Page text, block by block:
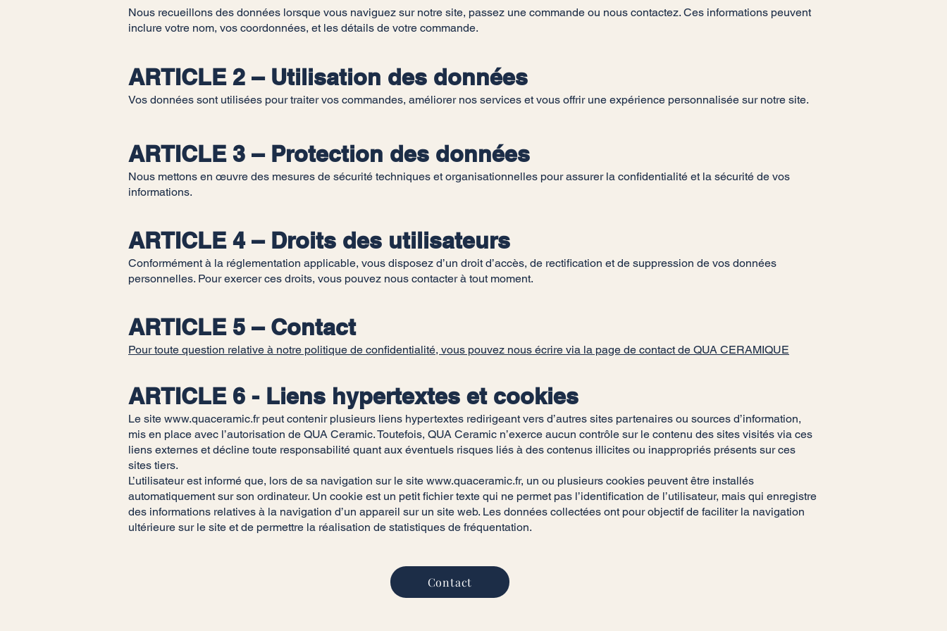
Nous recueillons des données lorsque vous naviguez sur notre site, passez une commande ou nous contactez. Ces informations peuvent
inclure votre nom, vos coordonnées, et les détails de votre commande.
ARTICLE 2 – Utilisation des données
Vos données sont utilisées pour traiter vos commandes, améliorer nos services et vous offrir une expérience personnalisée sur notre site.
ARTICLE 3 – Protection des données
Nous mettons en œuvre des mesures de sécurité techniques et organisationnelles pour assurer la confidentialité et la sécurité de vos
informations.
ARTICLE 4 – Droits des utilisateurs
Conformément à la réglementation applicable, vous disposez d’un droit d’accès, de rectification et de suppression de vos données
personnelles. Pour exercer ces droits, vous pouvez nous contacter à tout moment.
ARTICLE 5 – Contact
Pour toute question relative à notre politique de confidentialité, vous pouvez nous écrire via la page de contact de QUA CERAMIQUE
ARTICLE 6 - Liens hypertextes et cookies
Le site www.quaceramic.frpeut contenir plusieurs liens hypertextes redirigeant vers d’autres sites partenaires ou sources d’information,
mis en place avec l’autorisation de QUA Ceramic. Toutefois, QUA Ceramic n’exerce aucun contrôle sur le contenu des sites visités via ces
liens externes et décline toute responsabilité quant aux éventuels risques liés à des contenus illicites ou inappropriés présents sur ces
sites tiers.
L’utilisateur est informé que, lors de sa navigation sur le site www.quaceramic.fr, un ou plusieurs cookies peuvent être installés
automatiquement sur son ordinateur. Un cookie est un petit fichier texte qui ne permet pas l’identification de l’utilisateur, mais qui enregistre
des informations relatives à la navigation d’un appareil sur un site web. Les données collectées ont pour objectif de faciliter la navigation
ultérieure sur le site et de permettre la réalisation de statistiques de fréquentation.
Contact